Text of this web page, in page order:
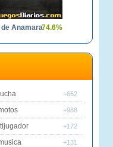
Anamara74.6%
+652
+988
+172
+131